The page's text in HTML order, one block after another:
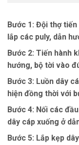
Bước 1: Đội thợ
lắp các puly, dẫn
Bước 2: Tiến hành
hướng, bộ tời vào
Bước 3: Luồn dây
hiện đồng thời với
Bước 4: Nối các
dây cáp xuống ở
Bước 5: Lắp kẹp